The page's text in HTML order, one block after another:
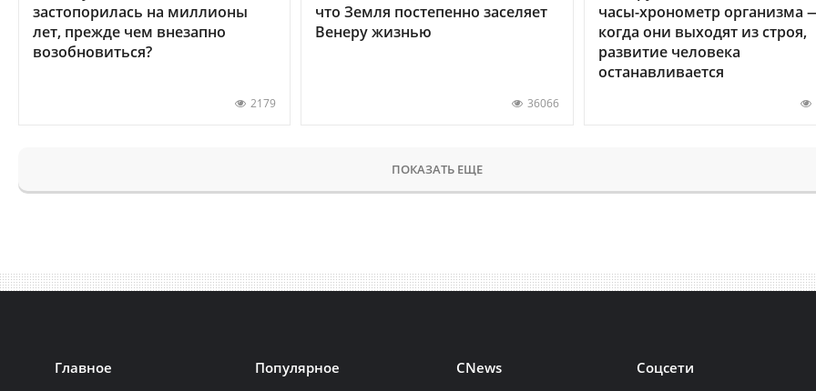
застопорилась на миллионы
лет, прежде чем внезапно
возобновиться?
2179
что Земля постепенно заселяет
Венеру жизнью
36066
часы-хронометр организма
когда они выходят из строя,
развитие человека
останавливается
ПОКАЗАТЬ ЕЩЕ
Главное Популярное CNews Соцсети